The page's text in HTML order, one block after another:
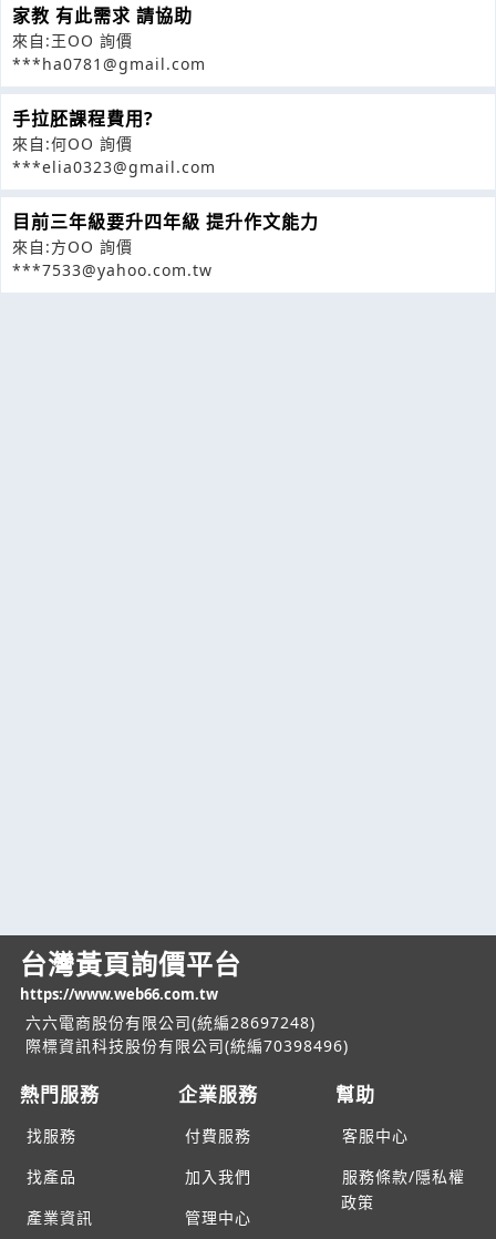
家教 有此需求 請協助
來自:王OO 詢價
***ha0781@gmail.com
手拉胚課程費用?
來自:何OO 詢價
***elia0323@gmail.com
目前三年級要升四年級 提升作文能力
來自:方OO 詢價
***7533@yahoo.com.tw
台灣黃頁詢價平台
https://www.web66.com.tw
六六電商股份有限公司(統編28697248)
際標資訊科技股份有限公司(統編70398496)
熱門服務
找服務
找產品
產業資訊
企業服務
付費服務
加入我們
管理中心
幫助
客服中心
服務條款/隱私權
政策